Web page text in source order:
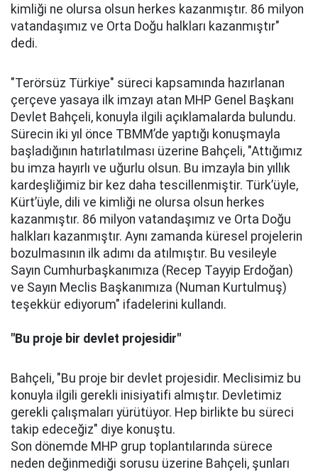
kimliği ne olursa olsun herkes kazanmıştır. 86 milyon
vatandaşımız ve Orta Doğu halkları kazanmıştır"
dedi.
"Terörsüz Türkiye" süreci kapsamında hazırlanan
çerçeve yasaya ilk imzayı atan MHP Genel Başkanı
Devlet Bahçeli, konuyla ilgili açıklamalarda bulundu.
Sürecin iki yıl önce TBMM’de yaptığı konuşmayla
başladığının hatırlatılması üzerine Bahçeli, "Attığımız
bu imza hayırlı ve uğurlu olsun. Bu imzayla bin yıllık
kardeşliğimiz bir kez daha tescillenmiştir. Türk’üyle,
Kürt’üyle, dili ve kimliği ne olursa olsun herkes
kazanmıştır. 86 milyon vatandaşımız ve Orta Doğu
halkları kazanmıştır. Aynı zamanda küresel projelerin
bozulmasının ilk adımı da atılmıştır. Bu vesileyle
Sayın Cumhurbaşkanımıza (Recep Tayyip Erdoğan)
ve Sayın Meclis Başkanımıza (Numan Kurtulmuş)
teşekkür ediyorum" ifadelerini kullandı.
"Bu proje bir devlet projesidir"
Bahçeli, "Bu proje bir devlet projesidir. Meclisimiz bu
konuyla ilgili gerekli inisiyatifi almıştır. Devletimiz
gerekli çalışmaları yürütüyor. Hep birlikte bu süreci
takip edeceğiz" diye konuştu.
Son dönemde MHP grup toplantılarında sürece
neden değinmediği sorusu üzerine Bahçeli, şunları